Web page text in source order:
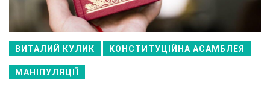
ВИТАЛИЙ КУЛИК КОНСТИТУЦІЙНА АСАМБЛЕЯ
МАНІПУЛЯЦІЇ